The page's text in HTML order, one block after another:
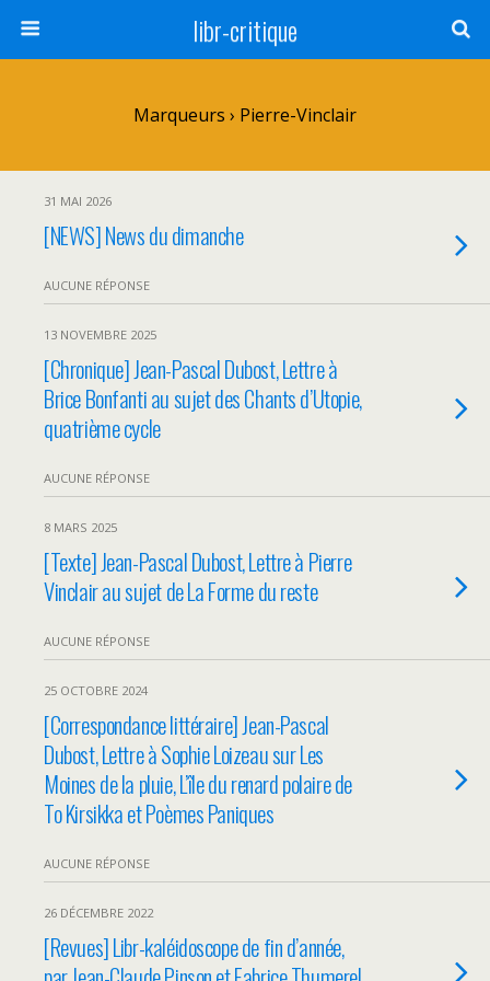
libr-critique
Marqueurs › Pierre-Vinclair
31 MAI 2026
[NEWS] News du dimanche
AUCUNE RÉPONSE
13 NOVEMBRE 2025
[Chronique] Jean-Pascal Dubost, Lettre à
Brice Bonfanti au sujet des Chants d’Utopie,
quatrième cycle
AUCUNE RÉPONSE
8 MARS 2025
[Texte] Jean-Pascal Dubost, Lettre à Pierre
Vinclair au sujet de La Forme du reste
AUCUNE RÉPONSE
25 OCTOBRE 2024
[Correspondance littéraire] Jean-Pascal
Dubost, Lettre à Sophie Loizeau sur Les
Moines de la pluie, L’île du renard polaire de
To Kirsikka et Poèmes Paniques
AUCUNE RÉPONSE
26 DÉCEMBRE 2022
[Revues] Libr-kaléidoscope de fin d’année,